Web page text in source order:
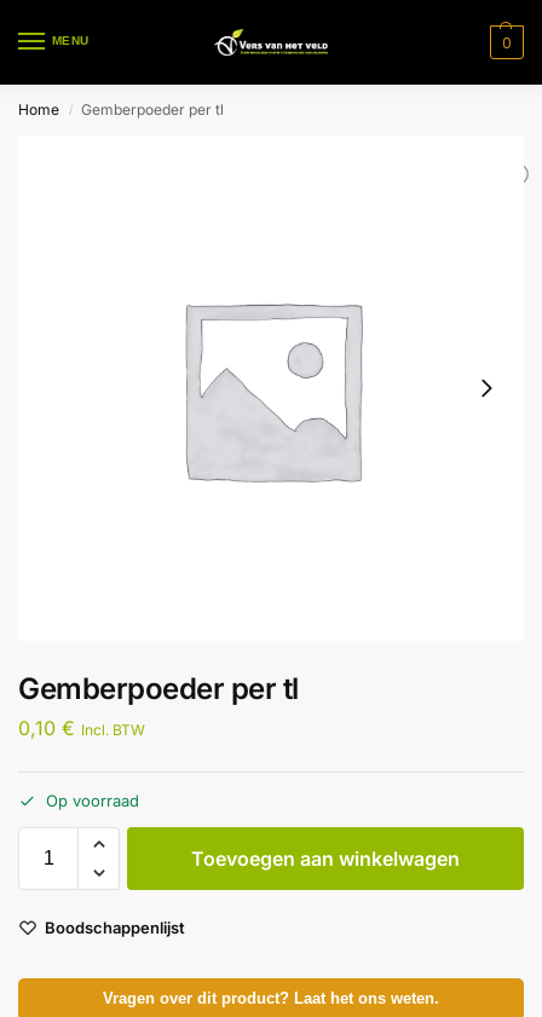
MENU 0
Home / Gemberpoeder per tl
Gemberpoeder per tl
0,10 € Incl. BTW
Op voorraad
Toevoegen aan winkelwagen
Boodschappenlijst
Vragen over dit product? Laat het ons weten.